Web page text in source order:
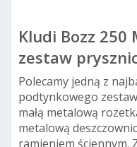
Kludi Bozz
zestaw
Polecamy jedną z
podtynkowego
małą metalową
metalową
ramieniem ściennym.